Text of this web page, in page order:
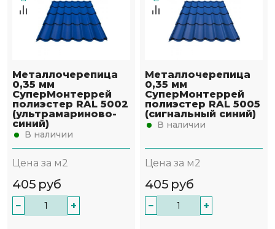
Металлочерепица
0,35 мм
СуперМонтеррей
полиэстер RAL 5002
(ультрамариново-
синий)
В наличии
Цена за м2
405 руб
− +
Металлочерепица
0,35 мм
СуперМонтеррей
полиэстер RAL 5005
(сигнальный синий)
В наличии
Цена за м2
405 руб
− +